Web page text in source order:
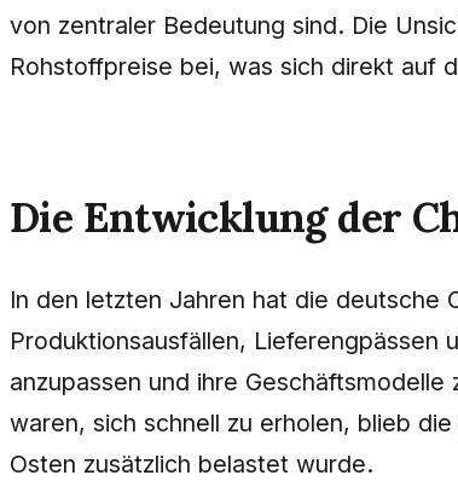
von zentraler Bedeutung sind. Die
Rohstoffpreise bei, was sich direkt auf
Die Entwicklung der
In den letzten Jahren hat die deutsche
Produktionsausfällen, Lieferengpässen
anzupassen und ihre
waren, sich schnell zu erholen, blieb
Osten zusätzlich belastet wurde.